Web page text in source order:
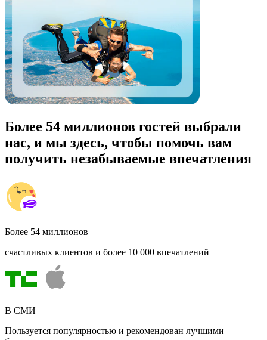
Более 54 миллионов гостей выбрали
нас, и мы здесь, чтобы помочь вам
получить незабываемые впечатления
Более 54 миллионов
счастливых клиентов и более 10 000 впечатлений
В СМИ
Пользуется популярностью и рекомендован лучшими